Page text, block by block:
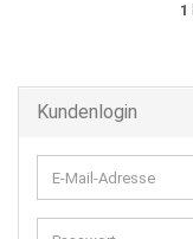
1
Kundenlogin
E-
Mail-
Adresse